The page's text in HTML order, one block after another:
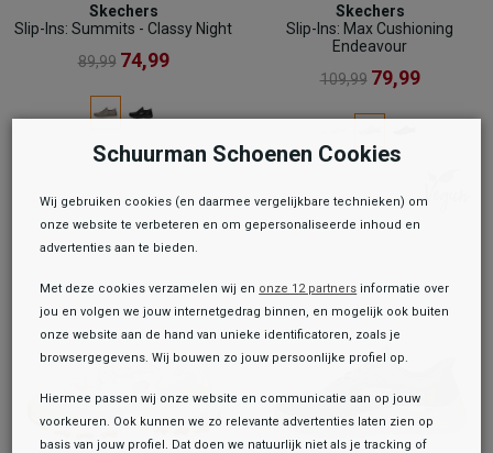
Skechers
Slip-Ins: Summits - Classy Night
89,99 74,99
Skechers
Slip-Ins: Max Cushioning
Endeavour
109,99 79,99
Schuurman Schoenen Cookies
Wij gebruiken cookies (en daarmee vergelijkbare technieken) om
onze website te verbeteren en om gepersonaliseerde inhoud en
advertenties aan te bieden.
Met deze cookies verzamelen wij en onze 12 partners informatie over
jou en volgen we jouw internetgedrag binnen, en mogelijk ook buiten
onze website aan de hand van unieke identificatoren, zoals je
browsergegevens. Wij bouwen zo jouw persoonlijke profiel op.
Hiermee passen wij onze website en communicatie aan op jouw
voorkeuren. Ook kunnen we zo relevante advertenties laten zien op
basis van jouw profiel. Dat doen we natuurlijk niet als je tracking of